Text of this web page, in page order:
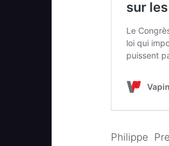
Philippe